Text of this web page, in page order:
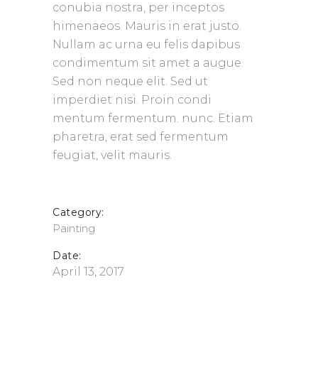
conubia nostra, per inceptos
himenaeos. Mauris in erat justo.
Nullam ac urna eu felis dapibus
condimentum sit amet a augue.
Sed non neque elit. Sed ut
imperdiet nisi. Proin condi
mentum fermentum. nunc. Etiam
pharetra, erat sed fermentum
feugiat, velit mauris.
Category:
Painting
Date:
April 13, 2017